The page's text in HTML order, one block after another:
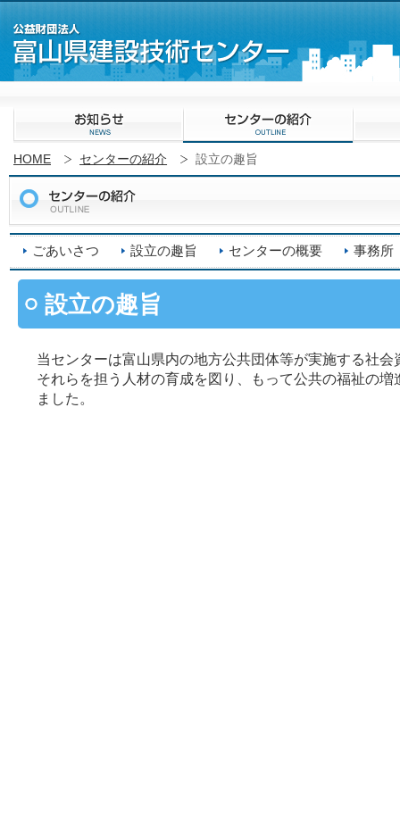
HOME センターの紹介 設立の趣旨
ごあいさつ 設立の趣旨 センターの概要 事務所
設立の趣旨
当センターは富山県内の地方公共団体等が実施する社
それらを担う人材の育成を図り、もって公共の福祉の
ました。